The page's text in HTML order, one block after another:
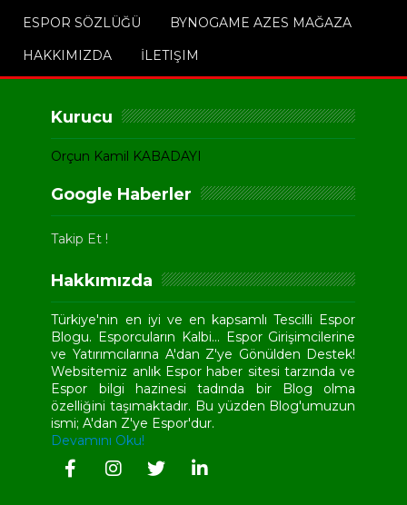
ESPOR SÖZLÜĞÜ
BYNOGAME AZES MAĞAZA
HAKKIMIZDA
İLETIŞIM
Kurucu
Orçun Kamil KABADAYI
Google Haberler
Takip Et !
Hakkımızda
Türkiye'nin en iyi ve en kapsamlı Tescilli Espor
Blogu. Esporcuların Kalbi... Espor Girişimcilerine
ve Yatırımcılarına A'dan Z'ye Gönülden Destek!
Websitemiz anlık Espor haber sitesi tarzında ve
Espor bilgi hazinesi tadında bir Blog olma
özelliğini taşımaktadır. Bu yüzden Blog'umuzun
ismi; A'dan Z'ye Espor'dur.
Devamını Oku!